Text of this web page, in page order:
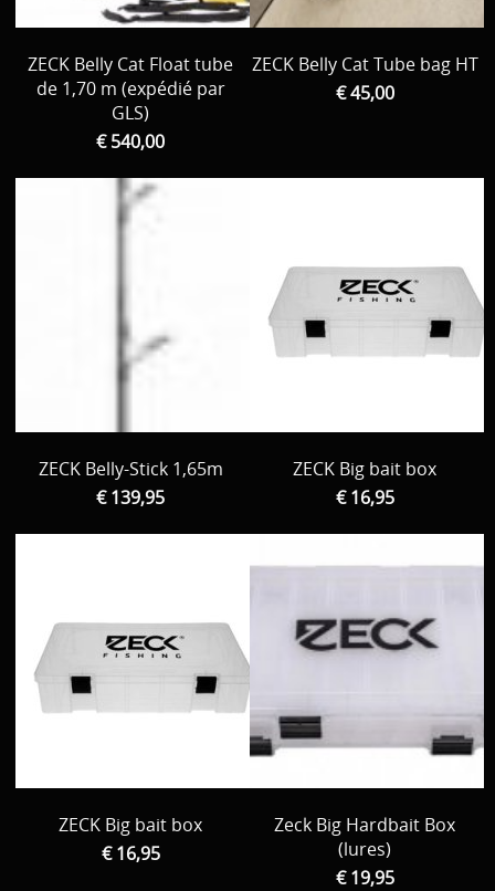
ZECK Belly Cat Float tube
de 1,70 m (expédié par
GLS)
€ 540,00
ZECK Belly Cat Tube bag HT
€ 45,00
ZECK Belly-Stick 1,65m
€ 139,95
ZECK Big bait box
€ 16,95
ZECK Big bait box
€ 16,95
Zeck Big Hardbait Box
(lures)
€ 19,95